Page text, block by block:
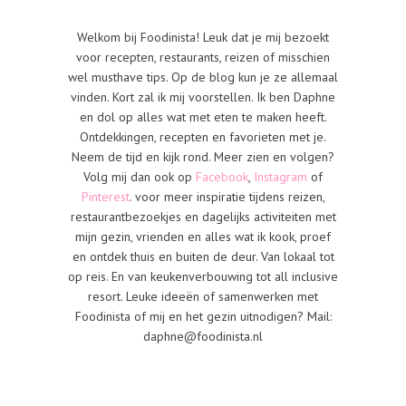
Welkom bij Foodinista! Leuk dat je mij bezoekt
voor recepten, restaurants, reizen of misschien
wel musthave tips. Op de blog kun je ze allemaal
vinden. Kort zal ik mij voorstellen. Ik ben Daphne
en dol op alles wat met eten te maken heeft.
Ontdekkingen, recepten en favorieten met je.
Neem de tijd en kijk rond. Meer zien en volgen?
Volg mij dan ook op Facebook, Instagram of
Pinterest. voor meer inspiratie tijdens reizen,
restaurantbezoekjes en dagelijks activiteiten met
mijn gezin, vrienden en alles wat ik kook, proef
en ontdek thuis en buiten de deur. Van lokaal tot
op reis. En van keukenverbouwing tot all inclusive
resort. Leuke ideeën of samenwerken met
Foodinista of mij en het gezin uitnodigen? Mail:
daphne@foodinista.nl